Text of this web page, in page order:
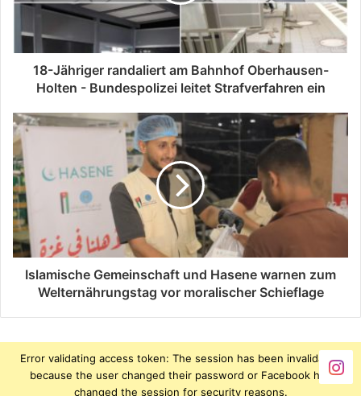
18-Jähriger randaliert am Bahnhof Oberhausen-
Holten - Bundespolizei leitet Strafverfahren ein
Islamische Gemeinschaft und Hasene warnen zum
Welternährungstag vor moralischer Schieflage
Error validating access token: The session has been invalidated
because the user changed their password or Facebook has
changed the session for security reasons.